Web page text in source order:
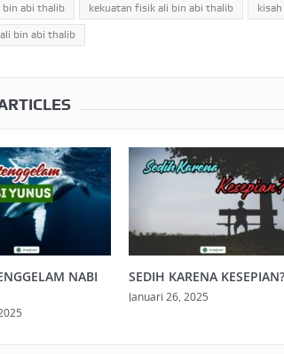
bin abi thalib kekuatan fisik ali bin abi thalib
bin abi thalib
NABI
SEDIH KARENA KESEPIAN?
Januari 26, 2025